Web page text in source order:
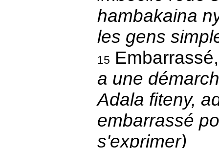
hambakaina
les gens
15
a une
Adala fiteny,
embarrassé
s'exprimer)